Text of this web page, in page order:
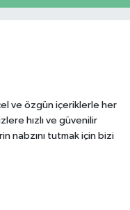
ve özgün içeriklerle her
hızlı ve güvenilir
nabzını tutmak için bizi